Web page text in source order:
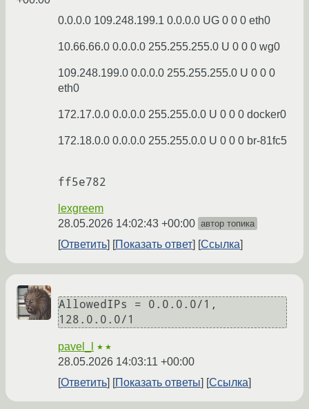
0.0.0.0 109.248.199.1 0.0.0.0 UG 0 0 0 eth0
10.66.66.0 0.0.0.0 255.255.255.0 U 0 0 0 wg0
109.248.199.0 0.0.0.0 255.255.255.0 U 0 0 0
eth0
172.17.0.0 0.0.0.0 255.255.0.0 U 0 0 0 docker0
172.18.0.0 0.0.0.0 255.255.0.0 U 0 0 0 br-81fc5
lexgreem
28.05.2026 14:02:43 +00:00 автор топика
Ответить Показать ответ Ссылка
AllowedIPs = 0.0.0.0/1,
pavel_l ★★
28.05.2026 14:03:11 +00:00
Ответить
Показать ответы Ссылка